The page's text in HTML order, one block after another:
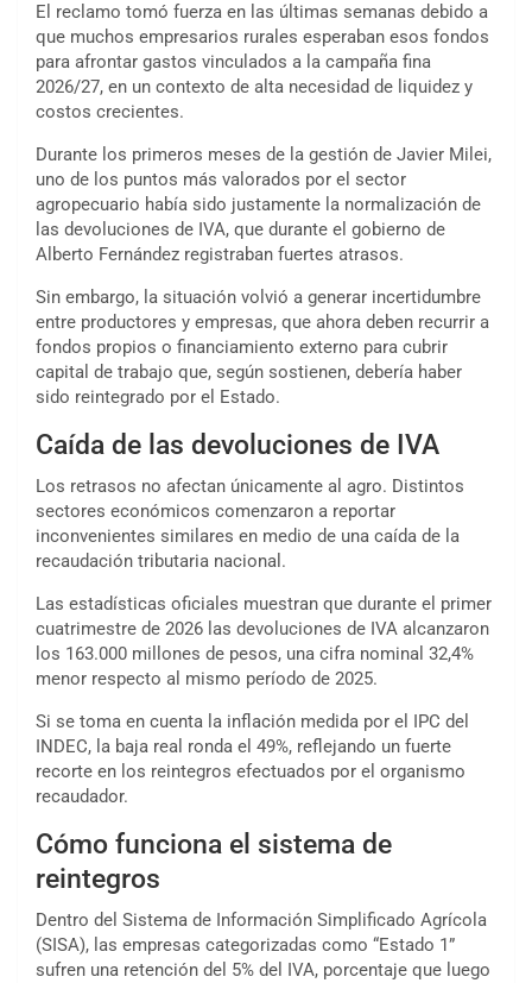
El reclamo tomó fuerza en las últimas semanas debido a
que muchos empresarios rurales esperaban esos fondos
para afrontar gastos vinculados a la campaña fina
2026/27, en un contexto de alta necesidad de liquidez y
costos crecientes.
Durante los primeros meses de la gestión de Javier Milei,
uno de los puntos más valorados por el sector
agropecuario había sido justamente la normalización de
las devoluciones de IVA, que durante el gobierno de
Alberto Fernández registraban fuertes atrasos.
Sin embargo, la situación volvió a generar incertidumbre
entre productores y empresas, que ahora deben recurrir a
fondos propios o financiamiento externo para cubrir
capital de trabajo que, según sostienen, debería haber
sido reintegrado por el Estado.
Caída de las devoluciones de IVA
Los retrasos no afectan únicamente al agro. Distintos
sectores económicos comenzaron a reportar
inconvenientes similares en medio de una caída de la
recaudación tributaria nacional.
Las estadísticas oficiales muestran que durante el primer
cuatrimestre de 2026 las devoluciones de IVA alcanzaron
los 163.000 millones de pesos, una cifra nominal 32,4%
menor respecto al mismo período de 2025.
Si se toma en cuenta la inflación medida por el IPC del
INDEC, la baja real ronda el 49%, reflejando un fuerte
recorte en los reintegros efectuados por el organismo
recaudador.
Cómo funciona el sistema de
reintegros
Dentro del Sistema de Información Simplificado Agrícola
(SISA), las empresas categorizadas como “Estado 1”
sufren una retención del 5% del IVA, porcentaje que luego